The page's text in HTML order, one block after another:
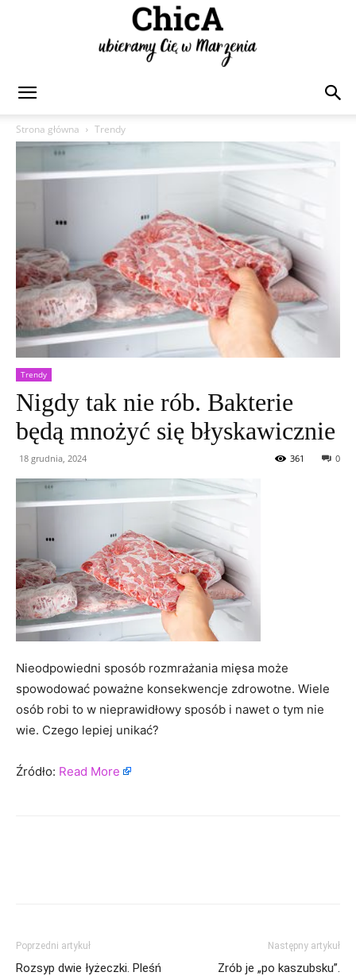
Strona główna
Trendy
Trendy
Nigdy tak nie rób. Bakterie
będą mnożyć się błyskawicznie
18 grudnia, 2024 0
361
Nieodpowiedni sposób rozmrażania mięsa może
spowodować poważne konsekwencje zdrowotne. Wiele
osób robi to w nieprawidłowy sposób i nawet o tym nie
wie. Czego lepiej unikać?
Źródło: Read More
Poprzedni artykuł
Rozsyp dwie łyżeczki. Pleśń
Następny artykuł
Zrób je „po kaszubsku”.